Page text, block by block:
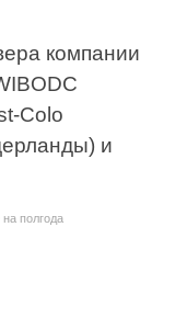
компании
Colo
и
на полгода